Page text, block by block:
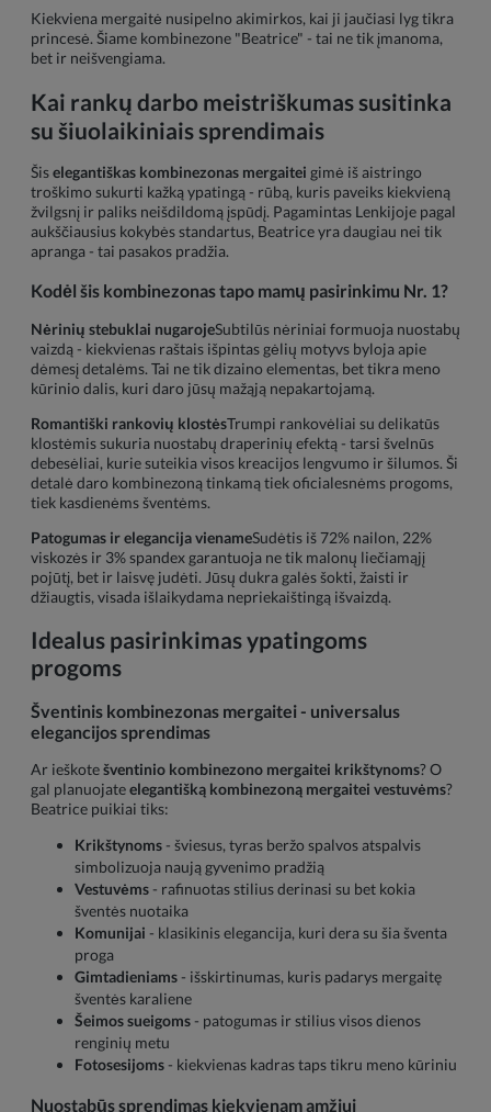
Kiekviena mergaitė nusipelno akimirkos, kai ji jaučiasi lyg tikra
princesė. Šiame kombinezone "Beatrice" - tai ne tik įmanoma,
bet ir neišvengiama.
Kai rankų darbo meistriškumas susitinka
su šiuolaikiniais sprendimais
Šiselegantiškas kombinezonas mergaitei gimė iš aistringo
troškimo sukurti kažką ypatingą - rūbą, kuris paveiks kiekvieną
žvilgsnį ir paliks neišdildomą įspūdį. Pagamintas Lenkijoje pagal
aukščiausius kokybės standartus, Beatrice yra daugiau nei tik
apranga - tai pasakos pradžia.
Kodėl šis kombinezonas tapo mamų pasirinkimu Nr. 1?
Nėrinių stebuklai nugarojeSubtilūs nėriniai formuoja nuostabų
vaizdą - kiekvienas raštais išpintas gėlių motyvs byloja apie
dėmesį detalėms. Tai ne tik dizaino elementas, bet tikra meno
kūrinio dalis, kuri daro jūsų mažąją nepakartojamą.
Romantiški rankovių klostėsTrumpi rankovėliai su delikatūs
klostėmis sukuria nuostabų draperinių efektą - tarsi švelnūs
debesėliai, kurie suteikia visos kreacijos lengvumo ir šilumos. Ši
detalė daro kombinezoną tinkamą tiek oficialesnėms progoms,
tiek kasdienėms šventėms.
Patogumas ir elegancija vienameSudėtis iš 72% nailon, 22%
viskozės ir 3% spandex garantuoja ne tik malonų liečiamąjį
pojūtį, bet ir laisvę judėti. Jūsų dukra galės šokti, žaisti ir
džiaugtis, visada išlaikydama nepriekaištingą išvaizdą.
Idealus pasirinkimas ypatingoms
progoms
Šventinis kombinezonas mergaitei - universalus
elegancijos sprendimas
Ar ieškotešventinio kombinezono mergaitei krikštynoms? O
gal planuojateelegantišką kombinezoną mergaitei vestuvėms?
Beatrice puikiai tiks:
Krikštynoms - šviesus, tyras beržo spalvos atspalvis
simbolizuoja naują gyvenimo pradžią
Vestuvėms - rafinuotas stilius derinasi su bet kokia
šventės nuotaika
Komunijai - klasikinis elegancija, kuri dera su šia šventa
proga
Gimtadieniams - išskirtinumas, kuris padarys mergaitę
šventės karaliene
Šeimos sueigoms - patogumas ir stilius visos dienos
renginių metu
Fotosesijoms - kiekvienas kadras taps tikru meno kūriniu
Nuostabūs sprendimas kiekvienam amžiui